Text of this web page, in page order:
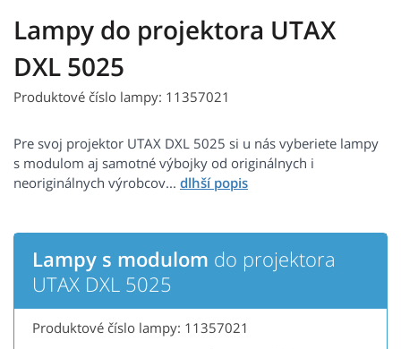
Lampy do projektora UTAX
DXL 5025
Produktové číslo lampy: 11357021
Pre svoj projektor UTAX DXL 5025 si u nás vyberiete lampy
s modulom aj samotné výbojky od originálnych i
neoriginálnych výrobcov...
Lampy s modulom do projektora
UTAX DXL 5025
Produktové číslo lampy: 11357021